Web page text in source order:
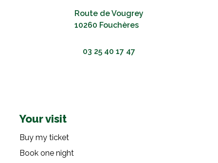
Route de Vougrey
10260 Fouchères
03 25 40 17 47
Your visit
Buy my ticket
Book one night